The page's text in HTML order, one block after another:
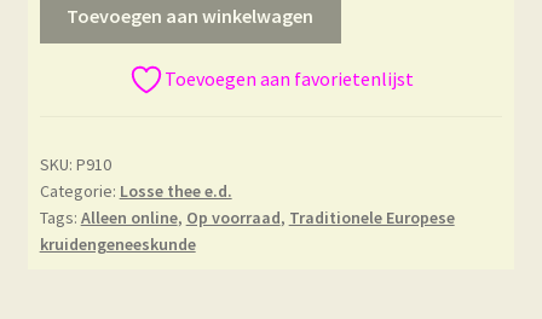
Toevoegen aan winkelwagen
Toevoegen aan favorietenlijst
SKU: P910
Categorie: Losse thee e.d.
Tags: Alleen online, Op voorraad, Traditionele Europese
kruidengeneeskunde